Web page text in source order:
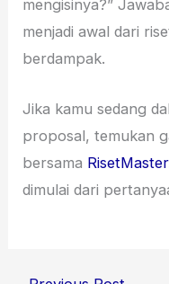
mengisinya?”
menjadi awal dari
berdampak.
Jika kamu sedang
proposal, temukan
bersama
dimulai dari